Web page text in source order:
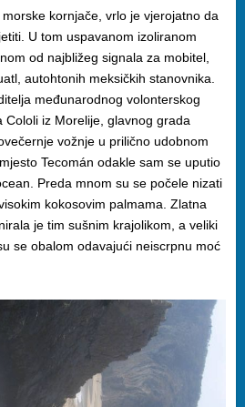
kornjače, vrlo je vjerojatno da
U tom uspavanom izoliranom
od najbližeg signala za mobitel,
autohtonih meksičkih stanovnika.
međunarodnog volonterskog
Cololi iz Morelije, glavnog grada
vožnje u prilično udobnom
Tecomán odakle sam se uputio
Preda mnom su se počele nizati
kokosovim palmama. Zlatna
je tim sušnim krajolikom, a veliki
se obalom odavajući neiscrpnu moć